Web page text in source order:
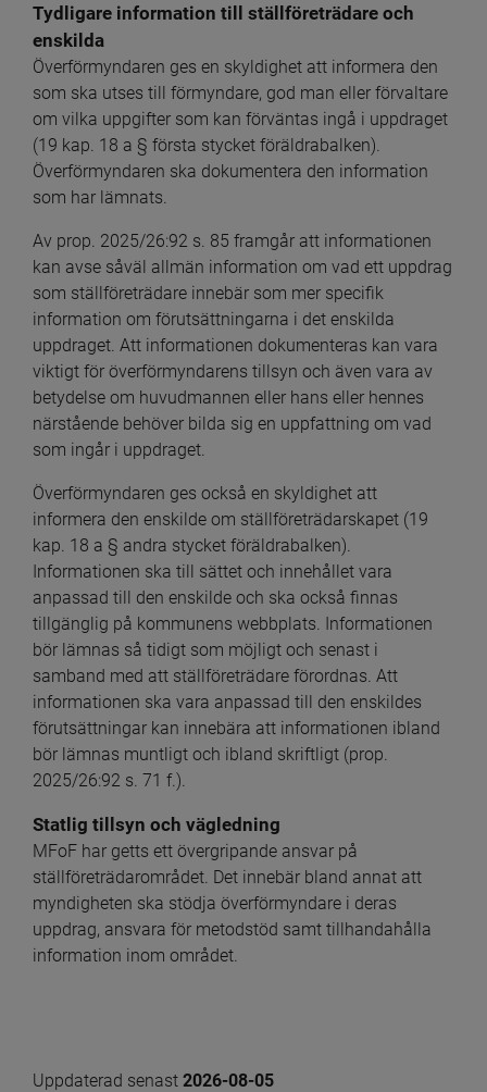
Tydligare information till ställföreträdare och
enskilda
Överförmyndaren ges en skyldighet att informera den
som ska utses till förmyndare, god man eller förvaltare
om vilka uppgifter som kan förväntas ingå i uppdraget
(19 kap. 18 a § första stycket föräldrabalken).
Överförmyndaren ska dokumentera den information
som har lämnats.
Av prop. 2025/26:92 s. 85 framgår att informationen
kan avse såväl allmän information om vad ett uppdrag
som ställföreträdare innebär som mer specifik
information om förutsättningarna i det enskilda
uppdraget. Att informationen dokumenteras kan vara
viktigt för överförmyndarens tillsyn och även vara av
betydelse om huvudmannen eller hans eller hennes
närstående behöver bilda sig en uppfattning om vad
som ingår i uppdraget.
Överförmyndaren ges också en skyldighet att
informera den enskilde om ställföreträdarskapet (19
kap. 18 a § andra stycket föräldrabalken).
Informationen ska till sättet och innehållet vara
anpassad till den enskilde och ska också finnas
tillgänglig på kommunens webbplats. Informationen
bör lämnas så tidigt som möjligt och senast i
samband med att ställföreträdare förordnas. Att
informationen ska vara anpassad till den enskildes
förutsättningar kan innebära att informationen ibland
bör lämnas muntligt och ibland skriftligt (prop.
2025/26:92 s. 71 f.).
Statlig tillsyn och vägledning
MFoF har getts ett övergripande ansvar på
ställföreträdarområdet. Det innebär bland annat att
myndigheten ska stödja överförmyndare i deras
uppdrag, ansvara för metodstöd samt tillhandahålla
information inom området.
Uppdaterad senast 2026-08-05